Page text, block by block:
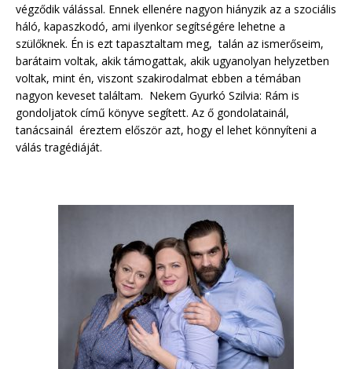
végződik válással. Ennek ellenére nagyon hiányzik az a szociális
háló, kapaszkodó, ami ilyenkor segítségére lehetne a
szülőknek. Én is ezt tapasztaltam meg, talán az ismerőseim,
barátaim voltak, akik támogattak, akik ugyanolyan helyzetben
voltak, mint én, viszont szakirodalmat ebben a témában
nagyon keveset találtam. Nekem Gyurkó Szilvia: Rám is
gondoljatok című könyve segített. Az ő gondolatainál,
tanácsainál éreztem először azt, hogy el lehet könnyíteni a
válás tragédiáját.